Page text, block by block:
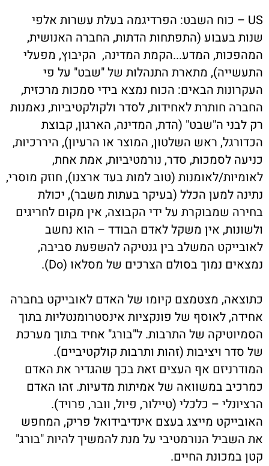
US – כוח השבט: הפרדיגמה בעלת עשרות אלפי
שנות בעבוע (התפתחות הדתות, החברה האנושית,
המהפכות, המדע...הקמת המדינה, הקיבוץ, מפעלי
התעשייה), מתארת התנהלות של "שבט" על פי
העקרונות הבאים: הכוח נמצא בידי סמכות מרכזית,
החברה חותרת לאחידות, לסדר ולקולקטיביות, נאמנות
רק לבני ה"שבט" (הדת, המדינה, הארגון, קבוצת
הכדורגל, ראש השלטון, המוצר או הרעיון), היררכיות,
כניעה לסמכות, סדר, נורמטיביות, אמת אחת,
לאומיות/לאומנות (טוב למות בעד ארצנו), חוזק מוסרי,
נתינה למען הכלל (בעיקר בעתות משבר), יכולת
בחירה שמבוקרת על ידי הקבוצה, אין מקום לחריגים
ולשונות, אין משקל לאדם הבודד – הוא נחשב
לאובייקט המשלב בין גנטיקה להשפעת סביבה,
נמצאים נמוך בסולם הצרכים של מסלאו (Do).
כתוצאה, מצטמצם קיומו של האדם לאובייקט בחברה
אחידה, לאוסף של פונקציות אינסטרומנטליות בתוך
הסמיוטיקה של התרבות. ל"בורג" אחיד בתוך מערכת
של סדר ויציבות (זהות ותרבות קולקטיביים).
המודרניזם אף העצים זאת בכך שהגדיר את האדם
כמרכיב במשוואה של אמיתות מדעיות. זהו האדם
הרציונלי – כלכלי (טיילור, פיול, וובר, פרויד).
האובייקט מייצג בעצם אינדיבידואל פריק, המחפש
את השביל הנורמטיבי על מנת להמשיך להיות "בורג"
קטן במכונת החיים.